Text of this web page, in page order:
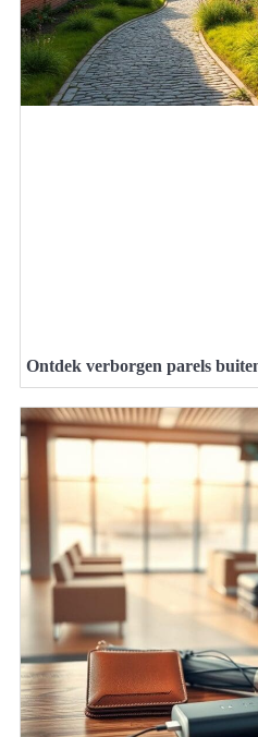
Ontdek verborgen parels